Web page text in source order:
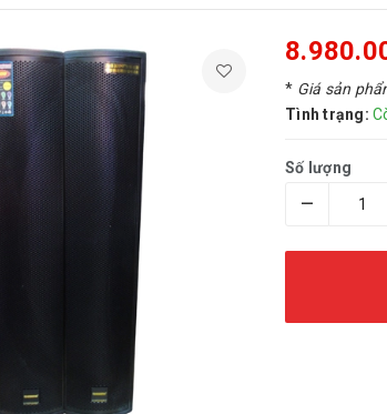
* Giá sản
Tình trạng:
Số lượng
–